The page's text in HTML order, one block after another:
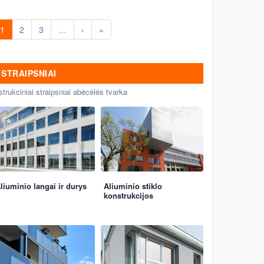
1 2 3 … › »
STRAIPSNIAI
straipsniai abėcėlės tvarka
langai ir durys
Aliuminio stiklo
konstrukcijos